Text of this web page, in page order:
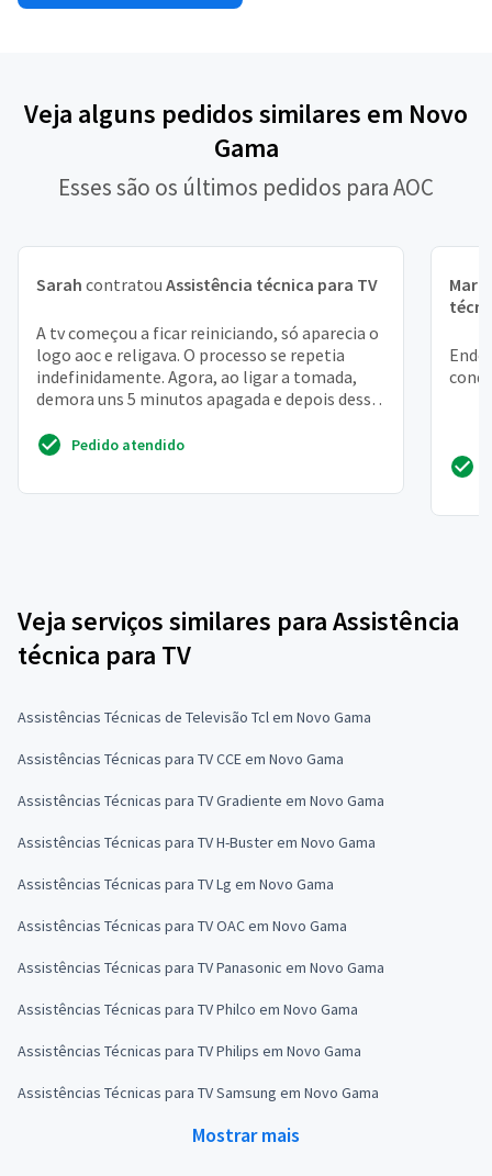
Veja alguns pedidos similares em Novo
Gama
Esses são os últimos pedidos para AOC
Sarah contratou Assistência técnica para TV
A tv começou a ficar reiniciando, só aparecia o
logo aoc e religava. O processo se repetia
indefinidamente. Agora, ao ligar a tomada,
demora uns 5 minutos apagada e depois desse
Pedido atendido
Veja serviços similares para Assistência
técnica para TV
Assistências Técnicas de Televisão Tcl em Novo Gama
Assistências Técnicas para TV CCE em Novo Gama
Assistências Técnicas para TV Gradiente em Novo Gama
Assistências Técnicas para TV H-Buster em Novo Gama
Assistências Técnicas para TV Lg em Novo Gama
Assistências Técnicas para TV OAC em Novo Gama
Assistências Técnicas para TV Panasonic em Novo Gama
Assistências Técnicas para TV Philco em Novo Gama
Assistências Técnicas para TV Philips em Novo Gama
Assistências Técnicas para TV Samsung em Novo Gama
Mostrar mais